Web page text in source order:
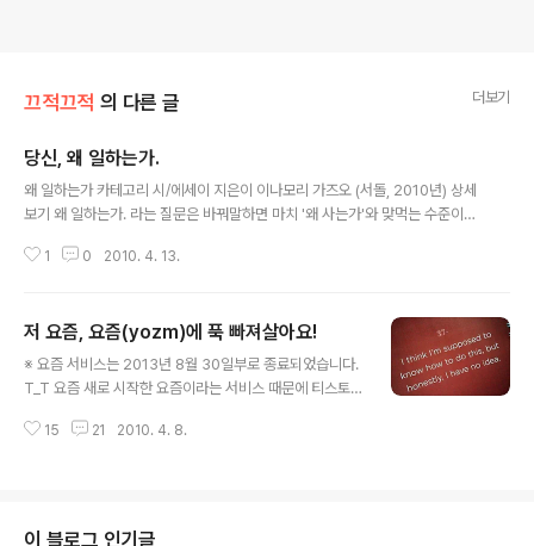
끄적끄적 의 다른 글 더보기
당신, 왜 일하는가.
왜 일하는가 카테고리 시/에세이 지은이 이나모리 가즈오 (서돌, 2010년) 상세
보기 왜 일하는가. 라는 질문은 바꿔말하면 마치 '왜 사는가'와 맞먹는 수준이다.
기 원하고 있었다. 마치 삶의 마지막에 서서 뒤를 돌아보았을 때 내 자신이 스스
기한다. 지금 현재 일본은 나의 아버지, 아니 조금 윗세대들은 지금의 우리 세대
를 불쌍하게도 보지만 탐탁치 않게 보는 시선이 있는 것 같다. 지난번 '취업난'에
대한 다큐를 보면서도 느낀 것이지만, 일본의 대다수 '희생'과 '긍지'를 전..
1 0 2010. 4. 13.
저 요즘, 요즘(yozm)에 푹 빠져살아요!
※ 요즘 서비스는 2013년 8월 30일부로 종료되었습니다.
T_T 요즘 새로 시작한 요즘이라는 서비스 때문에 티스토
고 매일 방문하지 않는 것도 아니랍니다. 하루에 한번 쯔음
는지, 조심조심합니다. 오늘은 그동안 요즘을 하면서 개인
15 21 2010. 4. 8.
이 블로그 인기글